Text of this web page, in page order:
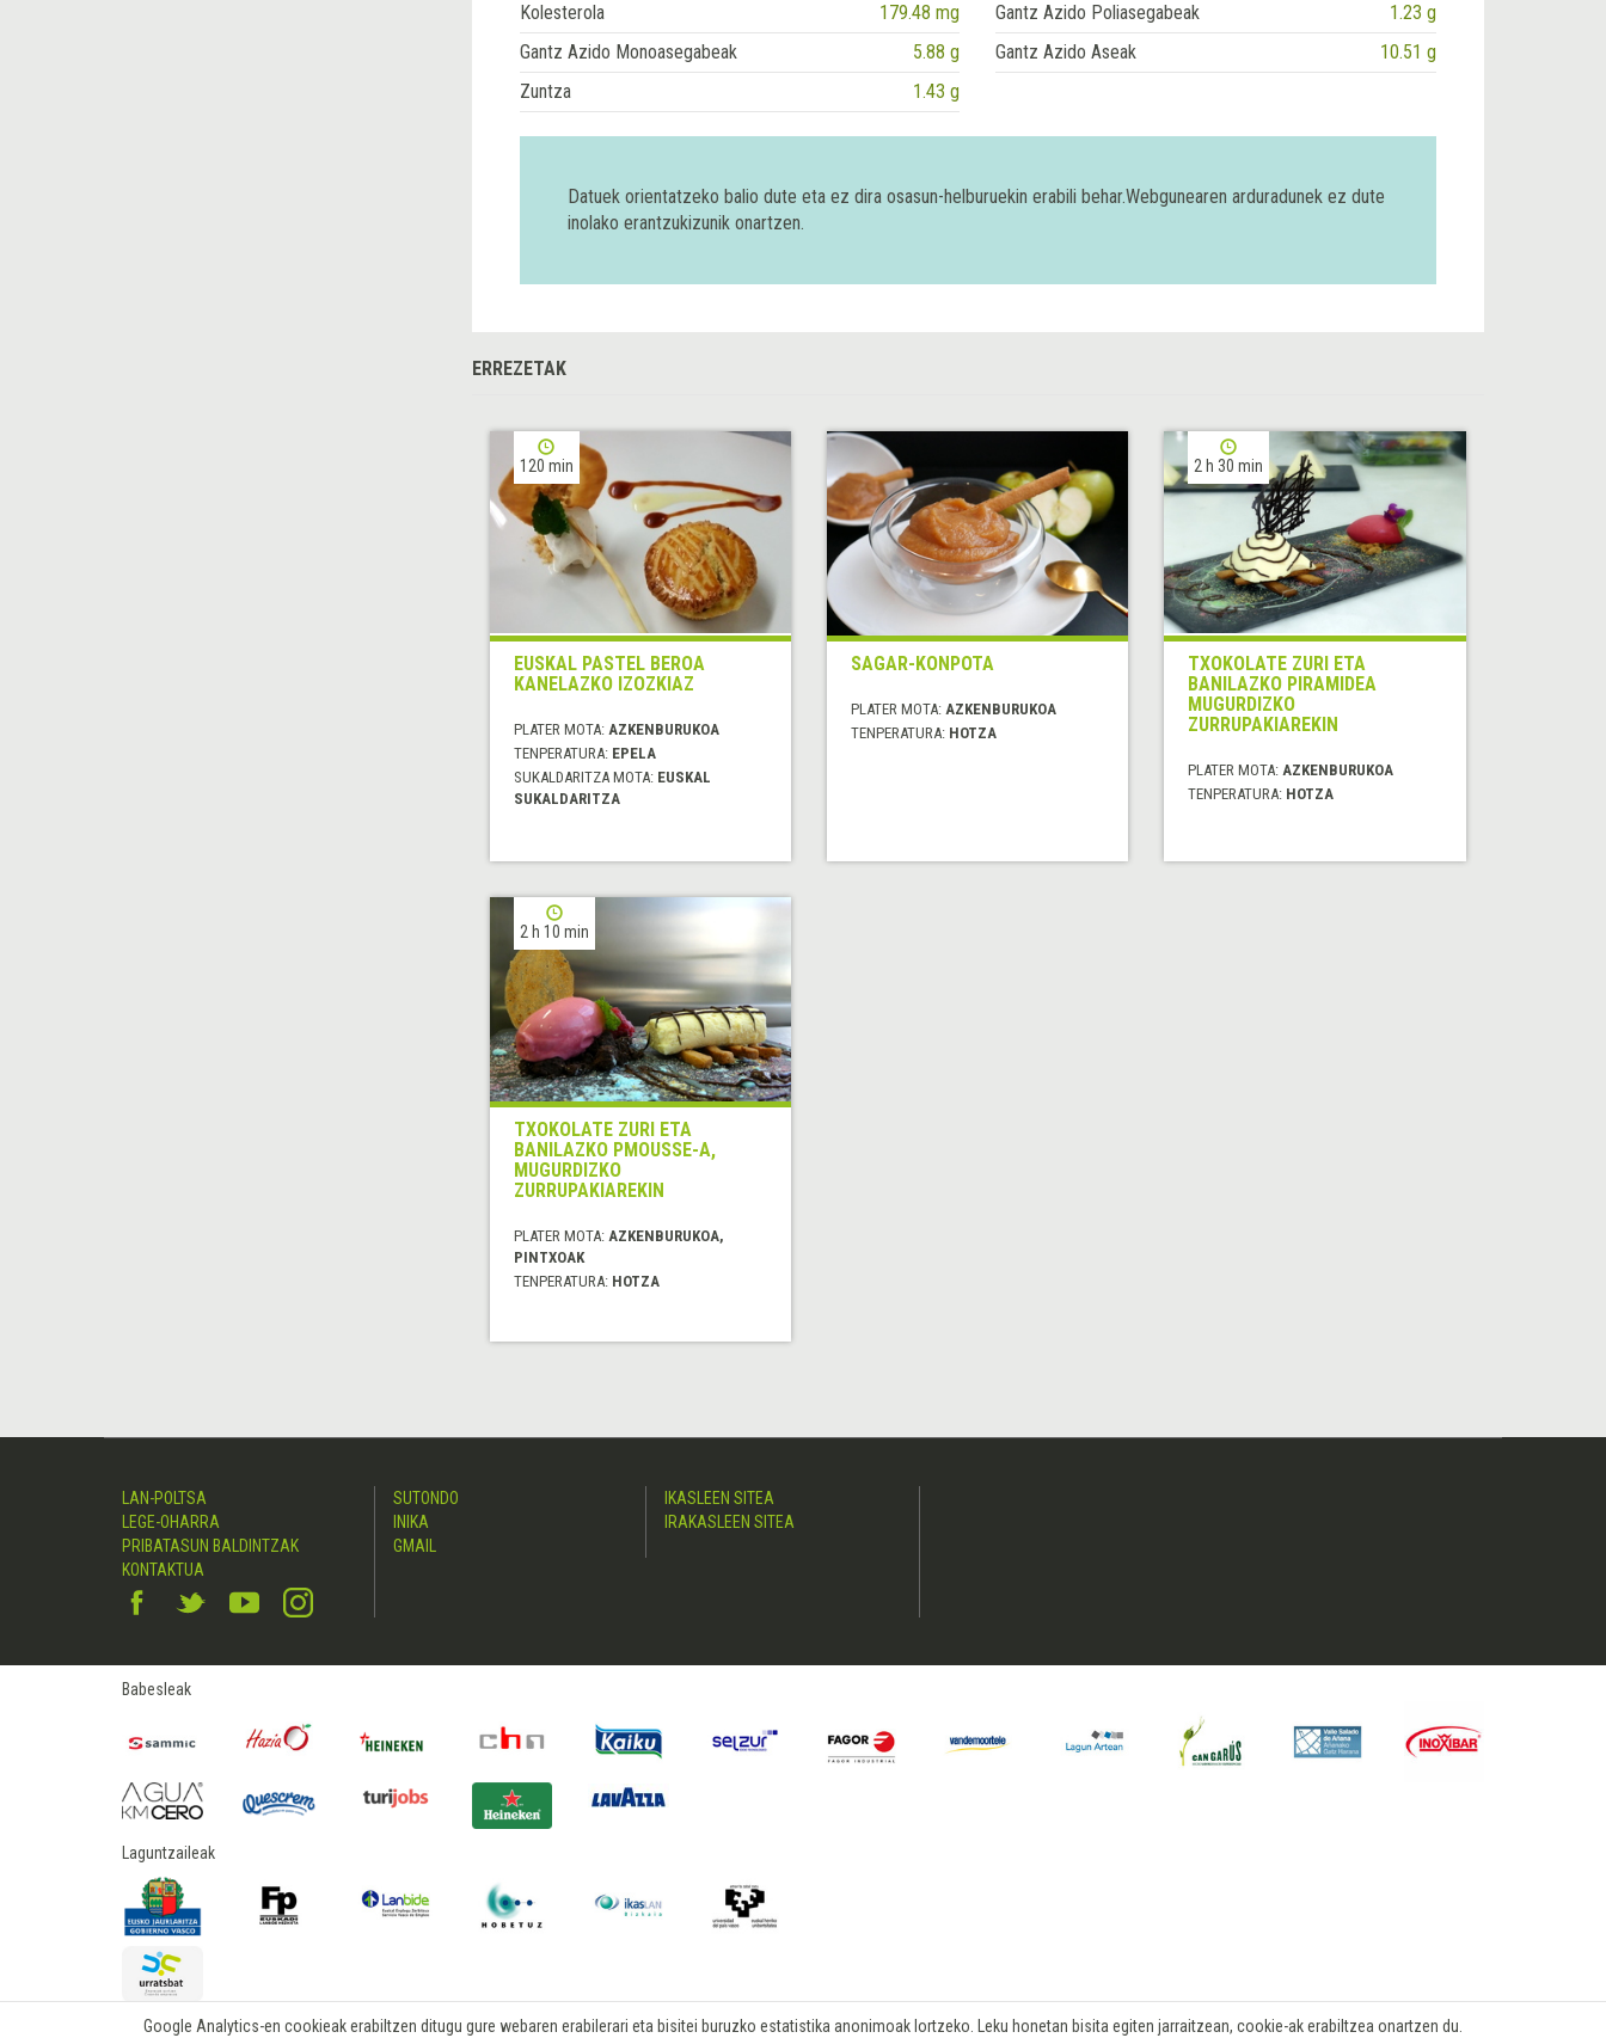
Google Analytics-en cookieak erabiltzen ditugu gure webaren erabilerari eta bisitei buruzko estatistika anonimoak lortzeko. Leku honetan bisita egiten jarraitzean, cookie-ak erabiltzea onartzen du.
Kolesterola
179.48 mg Gantz Azido Poliasegabeak
1.23 g
Gantz Azido Monoasegabeak
5.88 g Gantz Azido Aseak
10.51 g
Zuntza
1.43 g
Datuek orientatzeko balio dute eta ez dira osasun-helburuekin erabili behar.Webgunearen arduradunek ez dute
inolako erantzukizunik onartzen.
ERREZETAK
120 min
EUSKAL PASTEL BEROA
KANELAZKO IZOZKIAZ
PLATER MOTA: AZKENBURUKOA
TENPERATURA: EPELA
SUKALDARITZA MOTA: EUSKAL
SUKALDARITZA
SAGAR-KONPOTA
PLATER MOTA: AZKENBURUKOA
TENPERATURA: HOTZA
2 h 30 min
TXOKOLATE ZURI ETA
BANILAZKO PIRAMIDEA
MUGURDIZKO
ZURRUPAKIAREKIN
PLATER MOTA:AZKENBURUKOA
TENPERATURA: HOTZA
2 h 10 min
TXOKOLATE ZURI ETA
BANILAZKO PMOUSSE-A,
MUGURDIZKO
ZURRUPAKIAREKIN
PLATER MOTA: AZKENBURUKOA,
PINTXOAK
TENPERATURA: HOTZA
LAN-POLTSA
LEGE-OHARRA
PRIBATASUN BALDINTZAK
KONTAKTUA
SUTONDO
INIKA
GMAIL
IKASLEEN SITEA
IRAKASLEEN SITEA
Babesleak
Laguntzaileak